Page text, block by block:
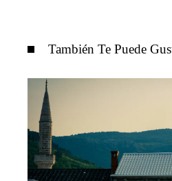
También Te Puede